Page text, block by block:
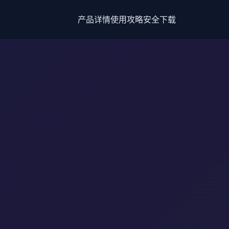
产品详情使用攻略安全下载